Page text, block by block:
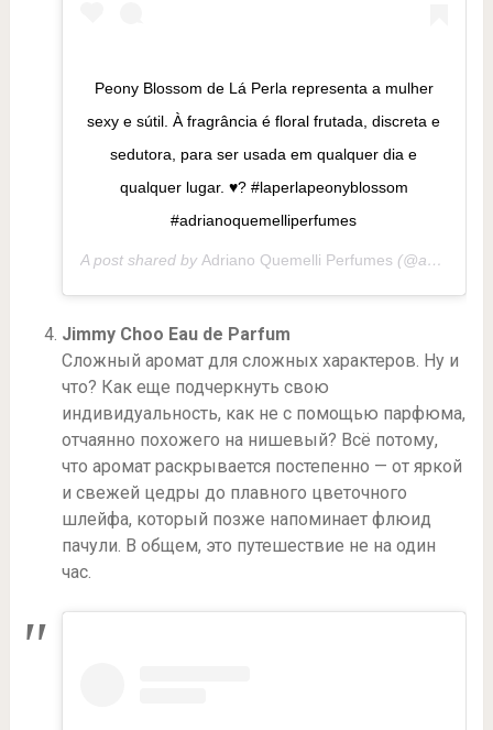
Peony Blossom de Lá Perla representa a mulher
sexy e sútil. À fragrância é floral frutada, discreta e
sedutora, para ser usada em qualquer dia e
qualquer lugar. ♥️? #laperlapeonyblossom
#adrianoquemelliperfumes
A post shared by Adriano Quemelli Perfumes (@adrianoperfumaria) on
Jimmy Choo Eau de Parfum
Сложный аромат для сложных характеров. Ну и
что? Как еще подчеркнуть свою
индивидуальность, как не с помощью парфюма,
отчаянно похожего на нишевый? Всё потому,
что аромат раскрывается постепенно — от яркой
и свежей цедры до плавного цветочного
шлейфа, который позже напоминает флюид
пачули. В общем, это путешествие не на один
час.